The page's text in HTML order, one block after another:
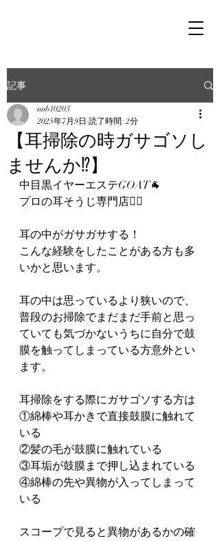
記事
【耳掃除の時ガサゴソし
ませんか⁉︎】
nnb10203
2025年7月9日 読了時間: 2分
中目黒イヤーエステGOAT🐐
プロの耳そうじ専門店👂🏻
耳の中がガサガサする！
こんな経験をしたことがある方も多
いかと思います。
耳の中は思っているより狭いので、
普段のお掃除でまだまだ手前と思っ
ていても気づかないうちに自分で鼓
膜を触ってしまっている方意外とい
ます。
耳掃除をする際にガサゴソする方は
①綿棒や耳かきで直接鼓膜に触れて
いる
②髪の毛が鼓膜に触れている
③耳垢が鼓膜まで押し込まれている
④綿棒の先や異物が入ってしまって
いる
スコープで見ると異物があるかの確